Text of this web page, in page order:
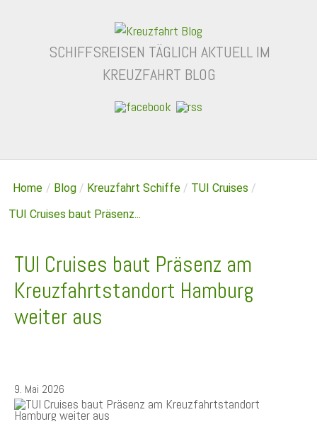
SCHIFFSREISEN TÄGLICH AKTUELL IM
KREUZFAHRT BLOG
Home / Blog / Kreuzfahrt Schiffe / TUI Cruises /
TUI Cruises baut Präsenz...
TUI Cruises baut Präsenz am
Kreuzfahrtstandort Hamburg
weiter aus
9. Mai 2026